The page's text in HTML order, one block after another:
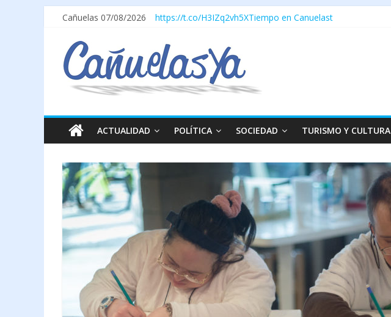
Cañuelas 07/08/2026 https://t.co/H3IZq2vh5XTiempo en Canuelast
ACTUALIDAD POLÍTICA SOCIEDAD TURISMO Y CULTURA